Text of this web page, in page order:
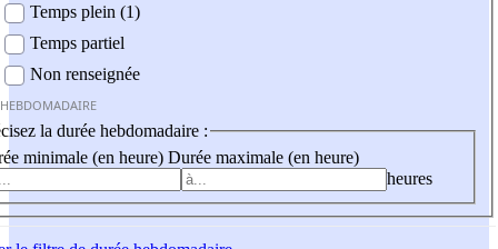
Temps plein (1)
Temps partiel
Non renseignée
la durée hebdomadaire :
minimale (en heure) Durée maximale (en heure)
heures